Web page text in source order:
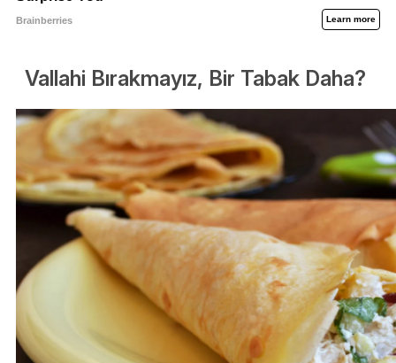
Vallahi Bırakmayız, Bir Tabak Daha?